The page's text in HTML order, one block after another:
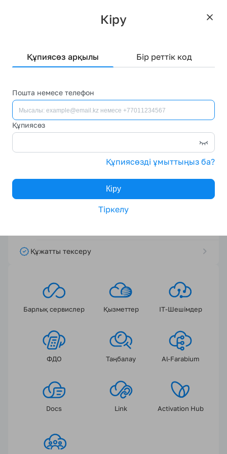
Кіріс
Қоржын
Тарифтер және төлемдер
Анықтама орталығы
Құжатты тексеру
Барлық сервислер Қызметтер IT-Шешімдер
ФДО Таңбалау Al-Farabium
Docs Link Activation Hub
Кіру
Құпиясөз арқылы Бір реттік код
Пошта немесе телефон
Құпиясөз
Құпиясөзді ұмыттыңыз ба?
Кіру
Тіркелу